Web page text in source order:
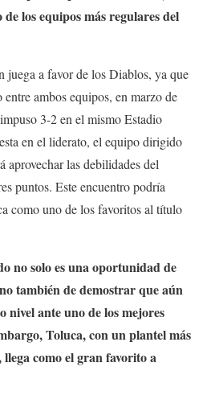
los equipos más regulares del
juega a favor de los Diablos, ya que
ambos equipos, en marzo de
3-2 en el mismo Estadio
en el liderato, el equipo dirigido
las debilidades del
puntos. Este encuentro podría
como uno de los favoritos al título
no solo es una oportunidad de
también de demostrar que aún
nivel ante uno de los mejores
Toluca, con un plantel más
como el gran favorito a